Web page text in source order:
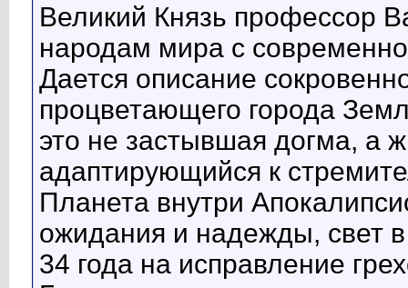
Великий Князь профессор
народам мира с
Дается описание
процветающего города
это не застывшая догма, а
адаптирующийся к
Планета внутри
ожидания и надежды, свет
34 года на исправление